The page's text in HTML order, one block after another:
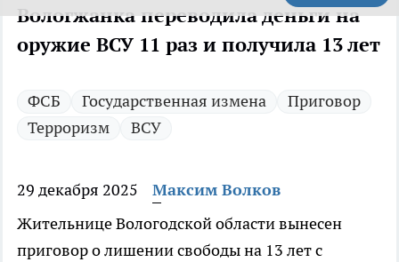
Вологжанка переводила деньги на
оружие ВСУ 11 раз и получила 13 лет
ФСБ Государственная измена
Приговор
Терроризм
ВСУ
29 декабря 2025
Максим Волков
Жительнице Вологодской области вынесен
приговор о лишении свободы на 13 лет с